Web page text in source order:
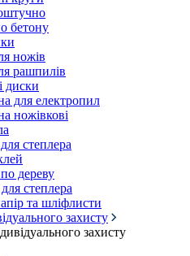
бетону
ножів
рашпилів
диски
для електропил
ножівкові
степлера
дереву
степлера
та шліфлисти
захисту
захисту